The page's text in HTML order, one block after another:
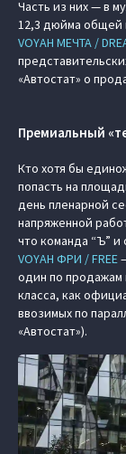
Часть из них — в
12,3 дюйма общей
VOYAH МЕЧТА /
«Автостат» о
Премиальный
Кто хотя бы
попасть на
день пленарной
напряженной
что команда “Ъ” и
VOYAH ФРИ / FREE
один по продажам
класса, как
ввозимых по
«Автостат»).